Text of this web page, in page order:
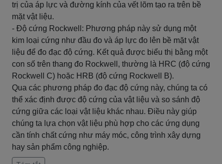
trị của áp lực và đường kính của vết lõm tạo ra trên bề
mặt vật liệu.
- Độ cứng Rockwell: Phương pháp này sử dụng một
kim loại cứng như đầu đo và áp lực đo lên bề mặt vật
liệu để đo đạc độ cứng. Kết quả được biểu thị bằng một
con số trên thang đo Rockwell, thường là HRC (độ cứng
Rockwell C) hoặc HRB (độ cứng Rockwell B).
Qua các phương pháp đo đạc độ cứng này, chúng ta có
thể xác định được độ cứng của vật liệu và so sánh độ
cứng giữa các loại vật liệu khác nhau. Điều này giúp
chúng ta lựa chọn vật liệu phù hợp cho các ứng dụng
cần tính chất cứng như máy móc, công trình xây dựng
hay sản phẩm công nghiệp.